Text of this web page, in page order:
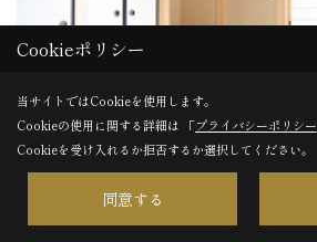
完成！！
Cookieポリシー
当サイトではCookieを使用します。
Cookieの使用に関する詳細は 「プライバシーポリシー
Cookieを受け入れるか拒否するか選択してください。
同意する